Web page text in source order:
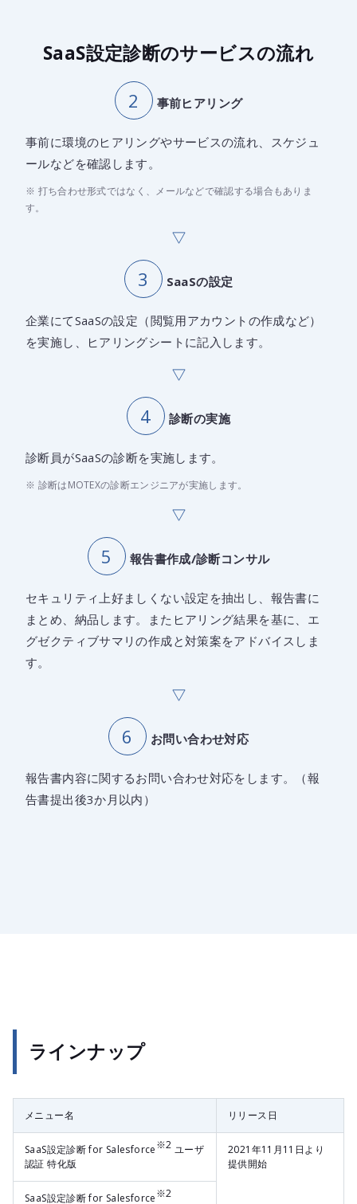
SaaS設定診断のサービスの流れ
事前ヒアリング
事前に環境のヒアリングやサービスの流れ、スケジュ
ールなどを確認します。
※ 打ち合わせ形式ではなく、メールなどで確認する場合もありま
す。
SaaSの設定
企業にてSaaSの設定（閲覧用アカウントの作成など）
を実施し、ヒアリングシートに記入します。
診断の実施
診断員がSaaSの診断を実施します。
※ 診断はMOTEXの診断エンジニアが実施します。
報告書作成/診断コンサル
セキュリティ上好ましくない設定を抽出し、報告書に
まとめ、納品します。またヒアリング結果を基に、エ
グゼクティブサマリの作成と対策案をアドバイスしま
す。
お問い合わせ対応
報告書内容に関するお問い合わせ対応をします。（報
告書提出後3か月以内）
ラインナップ
メニュー名 リリース日
SaaS設定診断 for Salesforce※2 ユーザ
認証 特化版
2021年11月11日より
提供開始
SaaS設定診断 for Salesforce※2